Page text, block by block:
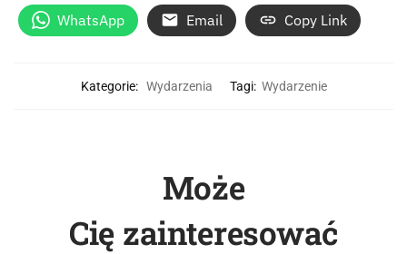
WhatsApp Email Copy Link
Kategorie: Wydarzenia Tagi: Wydarzenie
Może
Cię zainteresować